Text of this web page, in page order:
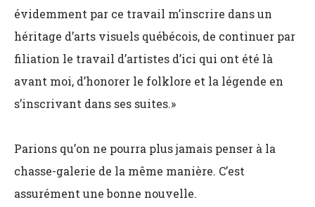
évidemment par ce travail m’inscrire dans un
héritage d’arts visuels québécois, de continuer par
filiation le travail d’artistes d’ici qui ont été là
avant moi, d’honorer le folklore et la légende en
s’inscrivant dans ses suites.»
Parions qu’on ne pourra plus jamais penser à la
chasse-galerie de la même manière. C’est
assurément une bonne nouvelle.